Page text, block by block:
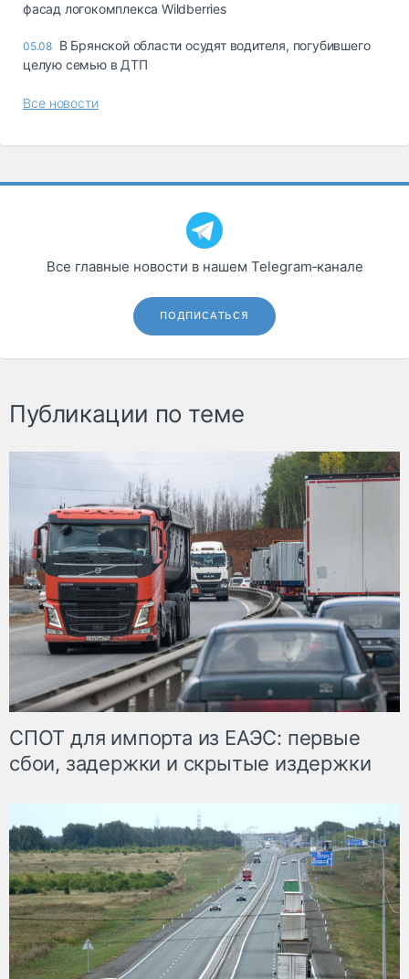
фасад логокомплекса Wildberries
05.08 В Брянской области осудят водителя, погубившего
целую семью в ДТП
Все новости
Все главные новости в нашем Telegram‑канале
ПОДПИСАТЬСЯ
Публикации по теме
СПОТ для импорта из ЕАЭС: первые
сбои, задержки и скрытые издержки